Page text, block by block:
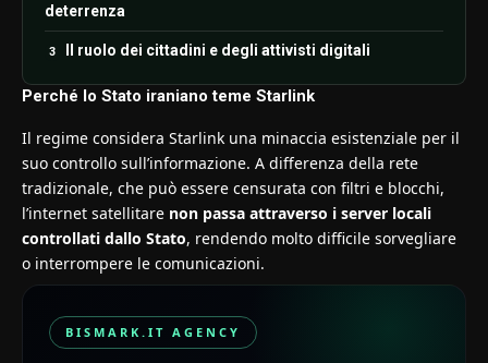
deterrenza
Il ruolo dei cittadini e degli attivisti digitali
Perché lo Stato iraniano teme Starlink
Il regime considera Starlink una minaccia esistenziale per il
suo controllo sull’informazione. A differenza della rete
tradizionale, che può essere censurata con filtri e blocchi,
l’internet satellitare non passa attraverso i server locali
controllati dallo Stato, rendendo molto difficile sorvegliare
o interrompere le comunicazioni.
BISMARK.IT AGENCY